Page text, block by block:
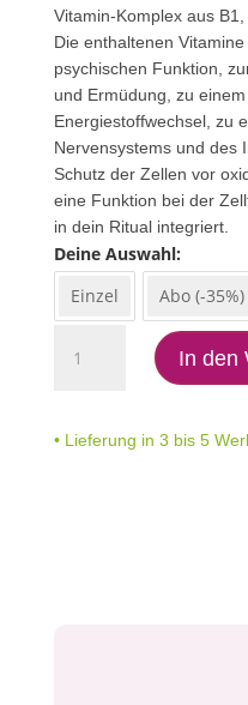
Vitamin-Komplex aus
Die enthaltenen
psychischen Funktion,
und Ermüdung, zu
Energiestoffwechsel, zu
Nervensystems und des
Schutz der Zellen vor
eine Funktion bei der
in dein Ritual integriert.
Deine Auswahl
Einzel
Abo (-35%)
Menge
In den
• Lieferung in 3 bis 5